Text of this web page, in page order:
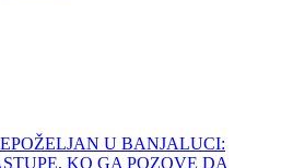
U BANJALUCI:
KO GA POZOVE DA